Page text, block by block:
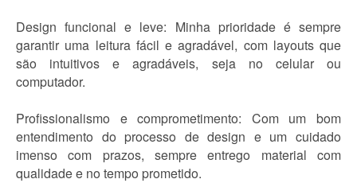
Design funcional e leve: Minha prioridade é sempre
garantir uma leitura fácil e agradável, com layouts que
são intuitivos e agradáveis, seja no celular ou
computador.
Profissionalismo e comprometimento: Com um bom
entendimento do processo de design e um cuidado
imenso com prazos, sempre entrego material com
qualidade e no tempo prometido.